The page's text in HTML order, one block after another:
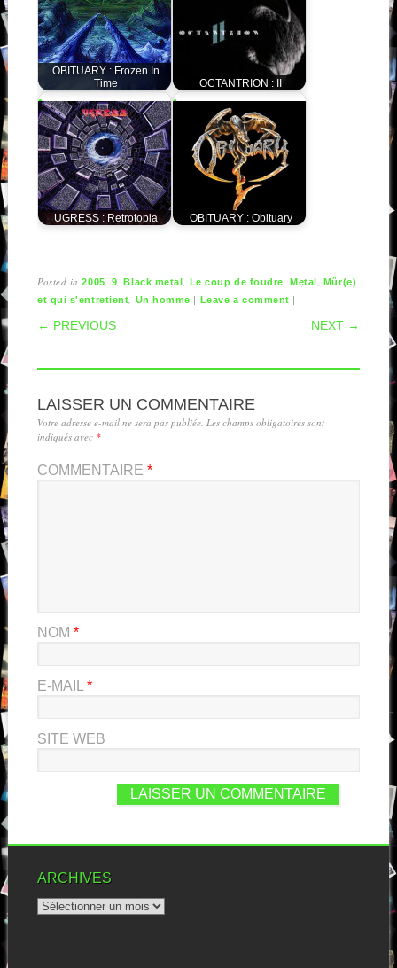
OBITUARY : Frozen In
Time
OCTANTRION : II
UGRESS : Retrotopia OBITUARY : Obituary
Posted in2005 9 ,Black metal Le coup de foudre ,Metal
Mûr(e)
et qui s'entretient
Un homme | Leave a comment |
POST NAVIGATION
← PREVIOUS NEXT →
LAISSER UN COMMENTAIRE
Votre adresse e-mail ne sera pas publiée. Les champs obligatoires sont
indiqués avec *
COMMENTAIRE *
NOM *
E-MAIL *
SITE WEB
ARCHIVES